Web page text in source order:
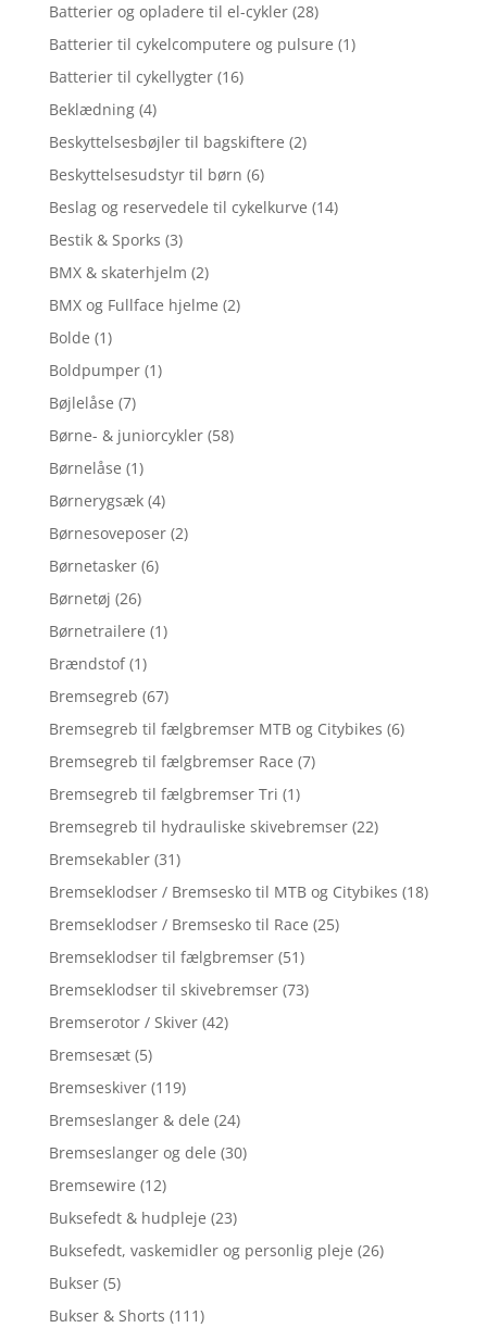
Batterier og opladere til el-cykler (28)
Batterier til cykelcomputere og pulsure (1)
Batterier til cykellygter (16)
Beklædning (4)
Beskyttelsesbøjler til bagskiftere (2)
Beskyttelsesudstyr til børn (6)
Beslag og reservedele til cykelkurve (14)
Bestik & Sporks (3)
BMX & skaterhjelm (2)
BMX og Fullface hjelme (2)
Bolde (1)
Boldpumper (1)
Bøjlelåse (7)
Børne- & juniorcykler (58)
Børnelåse (1)
Børnerygsæk (4)
Børnesoveposer (2)
Børnetasker (6)
Børnetøj (26)
Børnetrailere (1)
Brændstof (1)
Bremsegreb (67)
Bremsegreb til fælgbremser MTB og Citybikes (6)
Bremsegreb til fælgbremser Race (7)
Bremsegreb til fælgbremser Tri (1)
Bremsegreb til hydrauliske skivebremser (22)
Bremsekabler (31)
Bremseklodser / Bremsesko til MTB og Citybikes (18)
Bremseklodser / Bremsesko til Race (25)
Bremseklodser til fælgbremser (51)
Bremseklodser til skivebremser (73)
Bremserotor / Skiver (42)
Bremsesæt (5)
Bremseskiver (119)
Bremseslanger & dele (24)
Bremseslanger og dele (30)
Bremsewire (12)
Buksefedt & hudpleje (23)
Buksefedt, vaskemidler og personlig pleje (26)
Bukser (5)
Bukser & Shorts (111)